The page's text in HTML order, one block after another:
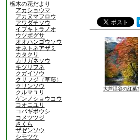
栃木の花だより
アカショウマ
アカヌマフロウ
アワダチソウ
イブキトラノオ
ウツボグサ
オオハンゴウソウ
オネトネアザミ
カタクリ
カリガネソウ
キツリフネ
クガイソウ
クサフジ（草藤）
クリンソウ
クルマユリ
ゲンノショウコウ
コオニユリ
コバギボウシ
コメツツジ
さくら
ザゼンソウ
シモツケ
大芦渓谷の紅葉2